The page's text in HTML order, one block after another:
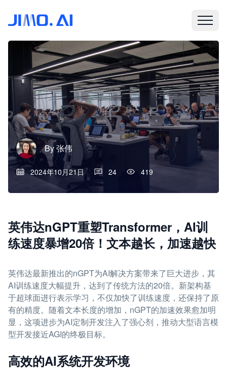
By张伟
2024年10月21日 24 419
英伟达nGPT重塑Transformer，AI训
练速度暴增20倍！文本越长，加速越快
英伟达最新推出的nGPT为AI解决方案带来了巨大进步，其
AI训练速度大幅提升，达到了传统方法的20倍。新架构基
于超球面进行表示学习，不仅加快了训练速度，还保持了原
有的精度。随着文本长度的增加，nGPT的加速效果愈加明
显，这项进步为AI定制开发注入了强心剂，推动大型语言模
型开发接近AGI的终极目标。
高效的AI系统开发环境